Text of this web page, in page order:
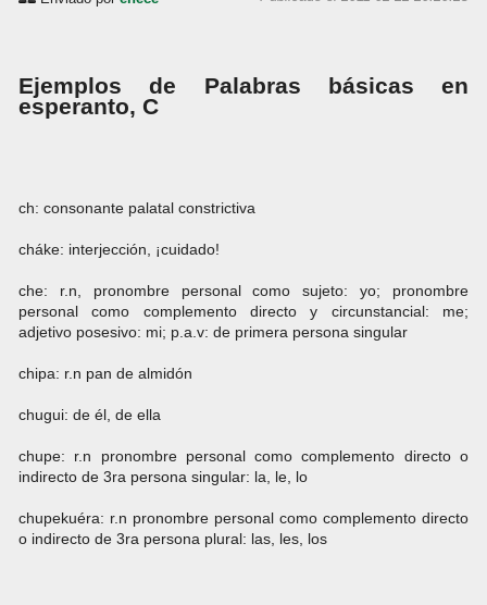
Ejemplos de Palabras básicas en
esperanto, C
ch: consonante palatal constrictiva
cháke: interjección, ¡cuidado!
che: r.n, pronombre personal como sujeto: yo; pronombre
personal como complemento directo y circunstancial: me;
adjetivo posesivo: mi; p.a.v: de primera persona singular
chipa: r.n pan de almidón
chugui: de él, de ella
chupe: r.n pronombre personal como complemento directo o
indirecto de 3ra persona singular: la, le, lo
chupekuéra: r.n pronombre personal como complemento directo
o indirecto de 3ra persona plural: las, les, los